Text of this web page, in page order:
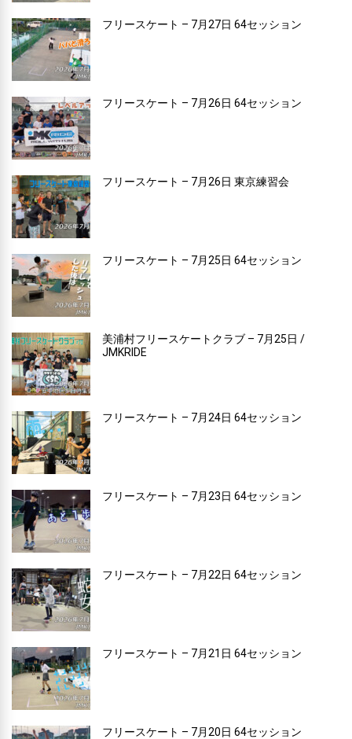
フリースケート – 7月27日 64セッション
フリースケート – 7月26日 64セッション
フリースケート – 7月26日 東京練習会
フリースケート – 7月25日 64セッション
美浦村フリースケートクラブ – 7月25日 /
JMKRIDE
フリースケート – 7月24日 64セッション
フリースケート – 7月23日 64セッション
フリースケート – 7月22日 64セッション
フリースケート – 7月21日 64セッション
フリースケート – 7月20日 64セッション